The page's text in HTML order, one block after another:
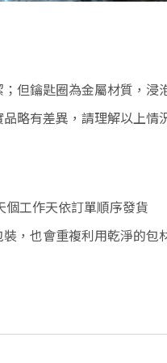
但鑰匙圈為金屬材質，
略有差異，請理解以上情
工作天依訂單順序發貨
，也會重複利用乾淨的包